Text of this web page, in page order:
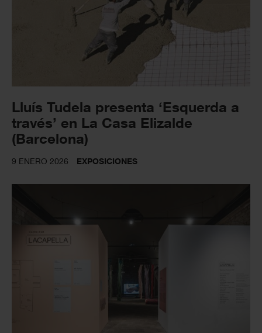
Lluís Tudela presenta ‘Esquerda a
través’ en La Casa Elizalde
(Barcelona)
9 ENERO 2026 EXPOSICIONES